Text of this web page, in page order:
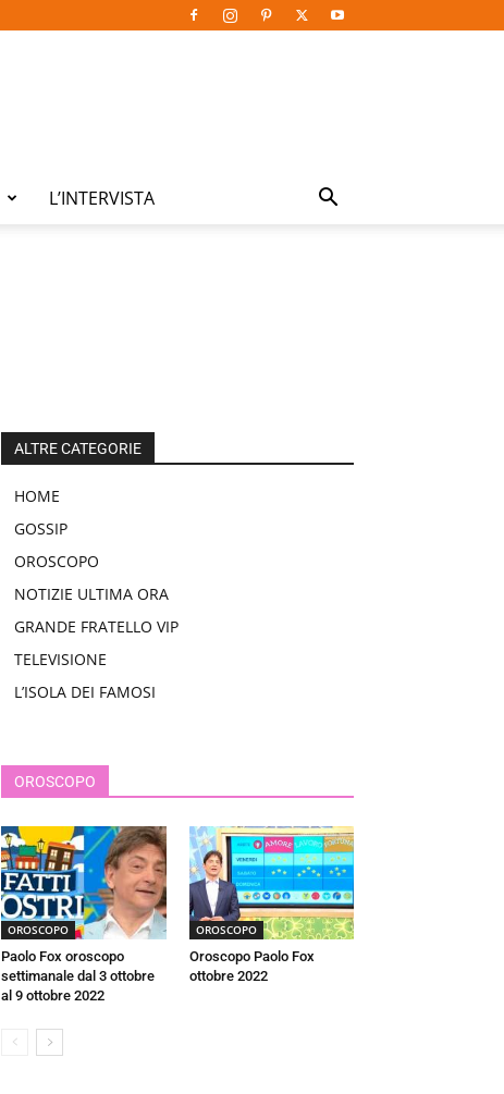
L’INTERVISTA
ALTRE CATEGORIE
HOME
GOSSIP
OROSCOPO
NOTIZIE ULTIMA ORA
GRANDE FRATELLO VIP
TELEVISIONE
L’ISOLA DEI FAMOSI
OROSCOPO
OROSCOPO
Paolo Fox oroscopo
settimanale dal 3 ottobre
al 9 ottobre 2022
OROSCOPO
Oroscopo Paolo Fox
ottobre 2022